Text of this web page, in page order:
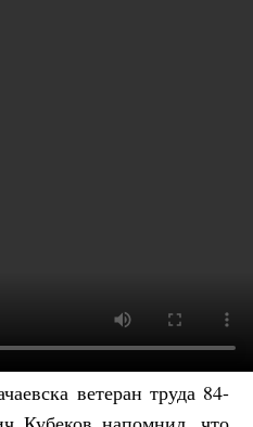
ветеран труда 84-